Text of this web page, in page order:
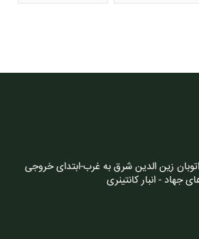
اتوبان زین الدین شرق به غرب-ابتدای خروجی
جهاد - انبار کانتینری